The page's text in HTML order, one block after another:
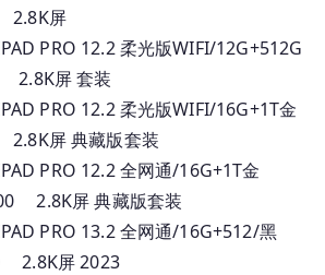
屏
PRO 12.2 柔光版WIFI/12G+512G
屏 套装
PRO 12.2 柔光版WIFI/16G+1T金
屏 典藏版套装
PRO 12.2 全网通/16G+1T金
屏 典藏版套装
PRO 13.2 全网通/16G+512/黑
屏 2023